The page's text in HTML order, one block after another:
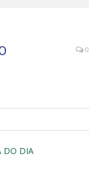
0
DO DIA